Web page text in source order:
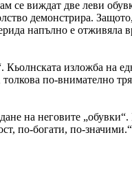
се виждат две леви
демонстрира.
напълно е отживяла
Кьолнската изложба на
по-внимателно
на неговите
по-богати, по-значими.“